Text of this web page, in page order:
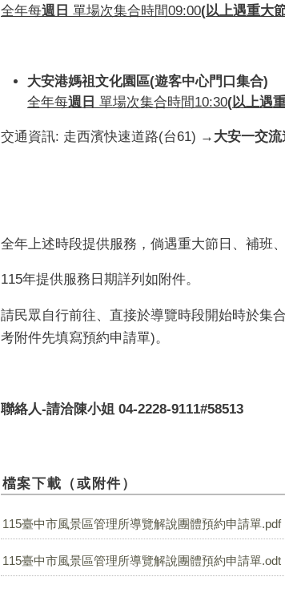
全年每週日 單場次集合時間09:00(以上遇重大
大安港媽祖文化園區(遊客中心門口集合)
全年每週日 單場次集合時間10:30(以上遇
交通資訊: 走西濱快速道路(台61) → 大安一交流
全年上述時段提供服務，倘遇重大節日、補班
115年提供服務日期詳列如附件。
請民眾自行前往、直接於導覽時段開始時於集
考附件先填寫預約申請單)。
聯絡人-請洽陳小姐 04-2228-9111#58513
檔案下載（或附件）
115臺中市風景區管理所導覽解說團體預約申請單.pdf
115臺中市風景區管理所導覽解說團體預約申請單.odt